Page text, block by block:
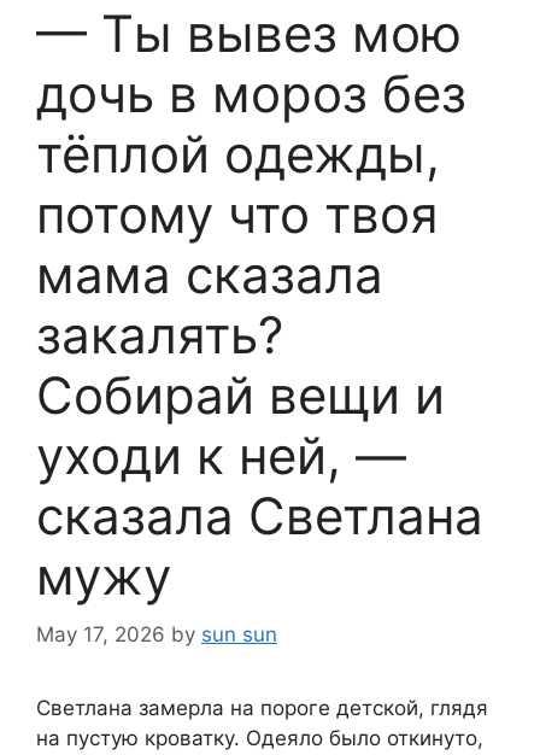
— Ты вывез мою
дочь в мороз без
тёплой одежды,
потому что твоя
мама сказала
закалять?
Собирай вещи и
уходи к ней, —
сказала Светлана
мужу
May 17, 2026 by sun sun
Светлана замерла на пороге детской, глядя
на пустую кроватку. Одеяло было откинуто,